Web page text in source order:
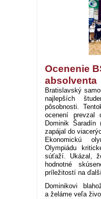
Ocenenie
absolventa
Bratislavský
najlepších
pôsobnosti.
ocenení prevzal
Dominik
zapájal do
Ekonomickú
Olympiádu
súťaží. Ukázal,
hodnotné
príležitostí na
Dominikovi
a želáme veľa